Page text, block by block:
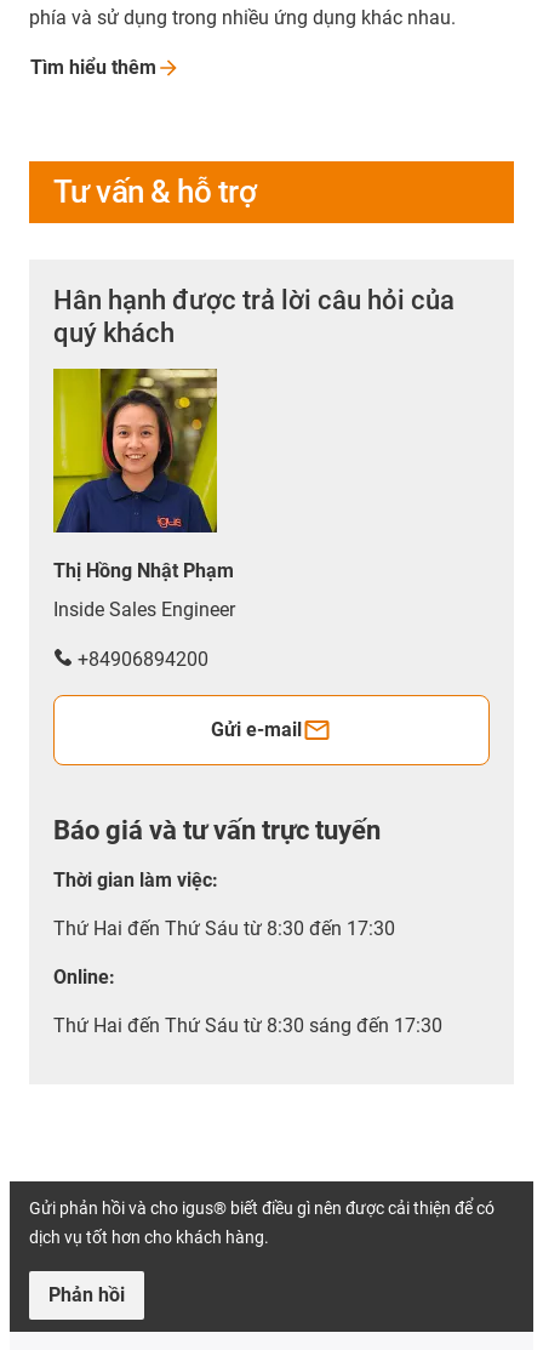
phía và sử dụng trong nhiều ứng dụng khác nhau.
Tìm hiểu thêm
Tư vấn & hỗ trợ
Hân hạnh được trả lời câu hỏi của
quý khách
Thị Hồng Nhật Phạm
Inside Sales Engineer
+84906894200
Gửi e-mail
Báo giá và tư vấn trực tuyến
Thời gian làm việc:
Thứ Hai đến Thứ Sáu từ 8:30 đến 17:30
Online:
Thứ Hai đến Thứ Sáu từ 8:30 sáng đến 17:30
Gửi phản hồi và cho igus® biết điều gì nên được cải thiện để có
dịch vụ tốt hơn cho khách hàng.
Phản hồi